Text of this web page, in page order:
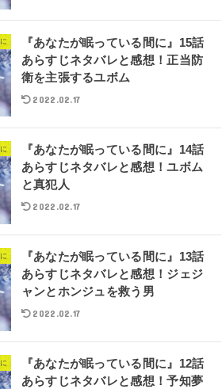
『あなたが眠っている間に』15話
あらすじネタバレと感想！正当防
衛を主張するユボム
2022.02.17
『あなたが眠っている間に』14話
あらすじネタバレと感想！ユボム
と真犯人
2022.02.17
『あなたが眠っている間に』13話
あらすじネタバレと感想！ジェジ
ャンとホンジュを救う男
2022.02.17
『あなたが眠っている間に』12話
あらすじネタバレと感想！予知夢